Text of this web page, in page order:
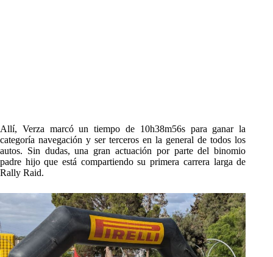
Allí, Verza marcó un tiempo de 10h38m56s para ganar la
categoría navegación y ser terceros en la general de todos los
autos. Sin dudas, una gran actuación por parte del binomio
padre hijo que está compartiendo su primera carrera larga de
Rally Raid.